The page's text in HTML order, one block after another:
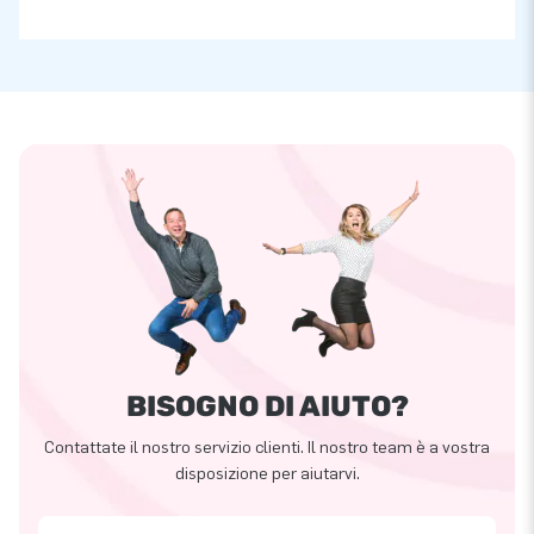
BISOGNO DI AIUTO?
Contattate il nostro servizio clienti. Il nostro team è a vostra
disposizione per aiutarvi.